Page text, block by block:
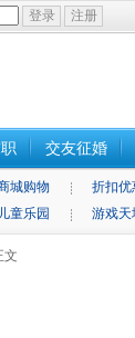
交友征婚
城购物 折扣优
儿童乐园 游戏天
文